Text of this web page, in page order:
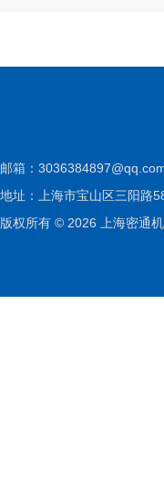
邮箱：
地址：上海市宝山区三阳路
版权所有 © 2026 上海密通